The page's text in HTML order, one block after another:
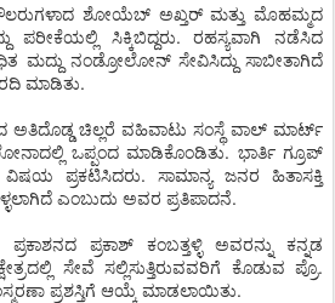
ಶೋಯೆಬ್ ಅಖ್ತರ್ ಮತ್ತು ಮೊಹಮ್ಮದ
ಸಿಕ್ಕಿಬಿದ್ದರು. ರಹಸ್ಯವಾಗಿ ನಡೆಸಿದ
ಮದ್ದು ನಂಡ್ರೋಲೋನ್ ಸೇವಿಸಿದ್ದು ಸಾಬೀತಾಗಿದೆ
ಮಾಡಿತು.
ಚಿಲ್ಲರೆ ವಹಿವಾಟು ಸಂಸ್ಥೆ ವಾಲ್ ಮಾರ್ಟ್
ಒಪ್ಪಂದ ಮಾಡಿಕೊಂಡಿತು. ಭಾರ್ತಿ ಗ್ರೂಪ್
ಪ್ರಕಟಿಸಿದರು. ಸಾಮಾನ್ಯ ಜನರ ಹಿತಾಸಕ್ತಿ
ಎಂಬುದು ಅವರ ಪ್ರತಿಪಾದನೆ.
ಪ್ರಕಾಶ್ ಕಂಬತ್ತಳ್ಳಿ ಅವರನ್ನು ಕನ್ನಡ
ಸೇವೆ ಸಲ್ಲಿಸುತ್ತಿರುವವರಿಗೆ ಕೊಡುವ ಪ್ರೊ.
ಪ್ರಶಸ್ತಿಗೆ ಆಯ್ಕೆ ಮಾಡಲಾಯಿತು.